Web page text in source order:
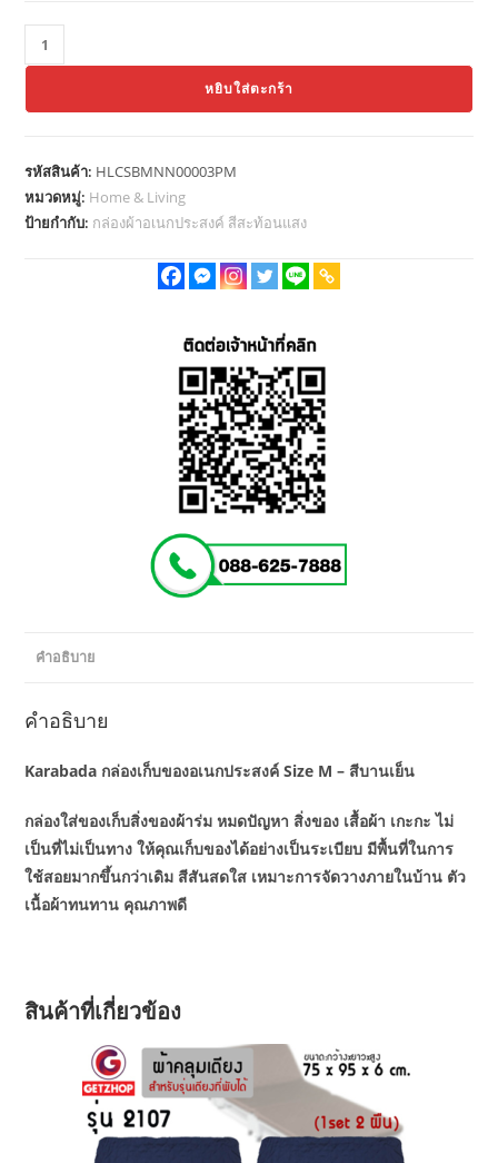
จำนวน
กล่อง
Size
M
-
หยิบใส่ตะกร้า
รหัสสินค้า: HLCSBMNN00003PM
หมวดหมู่: Home & Living
ป้ายกำกับ: กล่องผ้าอเนกประสงค์ สีสะท้อนแสง
คำอธิบาย
คำอธิบาย
Karabada กล่องเก็บของอเนกประสงค์ Size M – สีบานเย็น
กล่องใส่ของเก็บสิ่งของผ้าร่ม หมดปัญหา สิ่งของ เสื้อผ้า เกะกะ ไม่
เป็นที่ไม่เป็นทาง ให้คุณเก็บของได้อย่างเป็นระเบียบ มีพื้นที่ในการ
ใช้สอยมากขึ้นกว่าเดิม สีสันสดใส เหมาะการจัดวางภายในบ้าน ตัว
เนื้อผ้าทนทาน คุณภาพดี
สินค้าที่เกี่ยวข้อง